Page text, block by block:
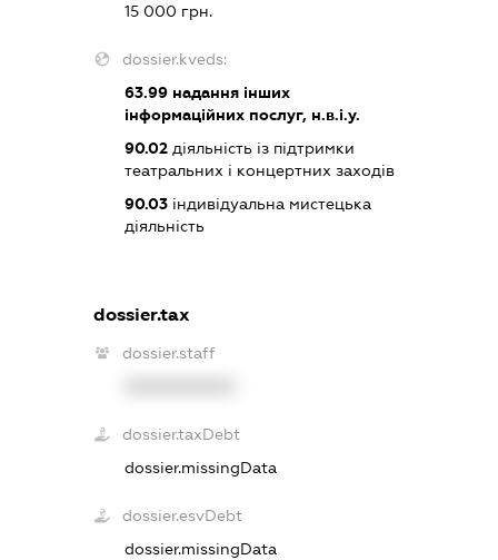
15 000 грн.
dossier.kveds:
63.99надання інших
інформаційних послуг, н.в.і.у.
90.02діяльність із підтримки
театральних і концертних заходів
90.03індивідуальна мистецька
діяльність
dossier.tax
dossier.staff
dossier.taxDebt
dossier.missingData
dossier.esvDebt
dossier.missingData